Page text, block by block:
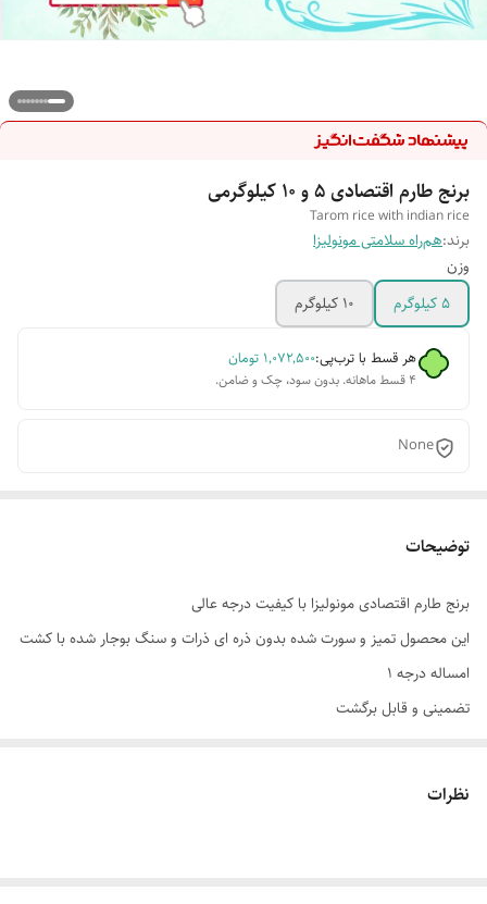
برنج طارم اقتصادی ۵ و ۱۰ کیلوگرمی
Tarom rice with indian rice
برند:هم‌راه سلامتی مونولیزا
وزن
5 کیلوگرم
10 کیلوگرم
هر قسط با ترب‌پی:۱٬۰۷۲٬۵۰۰ تومان
۴ قسط ماهانه. بدون سود، چک و ضامن.
None
توضیحات
برنج طارم اقتصادی مونولیزا با کیفیت درجه عالی
این محصول تمیز و سورت شده بدون ذره ای ذرات و سنگ بوجار شده با کشت
امساله درجه ۱
تضمینی و قابل برگشت
تمامی محصولات با بهترین بسته بندی و پست پیشتاز ارسال مسشه
نظرات